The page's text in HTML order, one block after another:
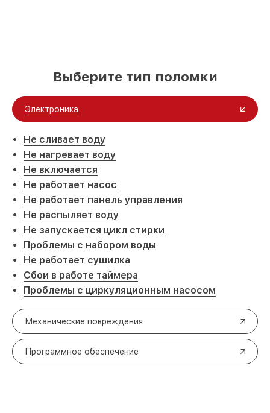
Выберите тип поломки
Электроника
Не сливает воду
Не нагревает воду
Не включается
Не работает насос
Не работает панель управления
Не распыляет воду
Не запускается цикл стирки
Проблемы с набором воды
Не работает сушилка
Сбои в работе таймера
Проблемы с циркуляционным насосом
Механические повреждения
Программное обеспечение